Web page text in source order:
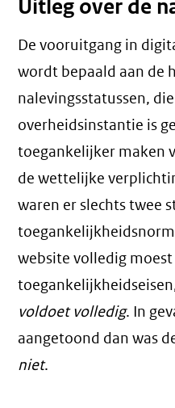
Uitleg over de
De vooruitgang in
wordt bepaald aan de
nalevingsstatussen,
overheidsinstantie is
toegankelijker maken
de wettelijke
waren er slechts twee
website volledig
voldoet volledig. In
aangetoond dan was
niet.